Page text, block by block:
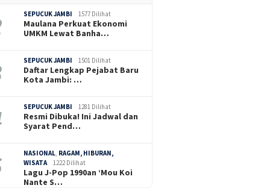
SEPUCUK JAMBI 1577 Dilihat
Maulana Perkuat Ekonomi
UMKM Lewat Banha…
SEPUCUK JAMBI 1501 Dilihat
Daftar Lengkap Pejabat Baru
Kota Jambi: …
SEPUCUK JAMBI 1281 Dilihat
Resmi Dibuka! Ini Jadwal dan
Syarat Pend…
NASIONAL RAGAM, HIBURAN,
WISATA
1222 Dilihat
Lagu J-Pop 1990an ‘Mou Koi
Nante S…